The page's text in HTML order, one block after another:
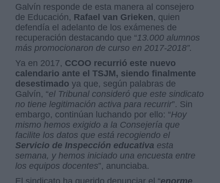
Galvín responde de esta manera al consejero
de Educación, Rafael van Grieken, quien
defendía el adelanto de los exámenes de
recuperación destacando que “13.000 alumnos
más promocionaron de curso en 2017-2018”.
Ya en 2017, CCOO recurrió este nuevo
calendario ante el TSJM, siendo finalmente
desestimado ya que, según palabras de
Galvín, “el Tribunal consideró que este sindicato
no tiene legitimación activa para recurrir”. Sin
embargo, continúan luchando por ello: “Hoy
mismo hemos exigido a la Consejería que
facilite los datos que está recogiendo el
Servicio de Inspección educativa esta
semana, y hemos iniciado una encuesta entre
los equipos docentes”, anunciaba.